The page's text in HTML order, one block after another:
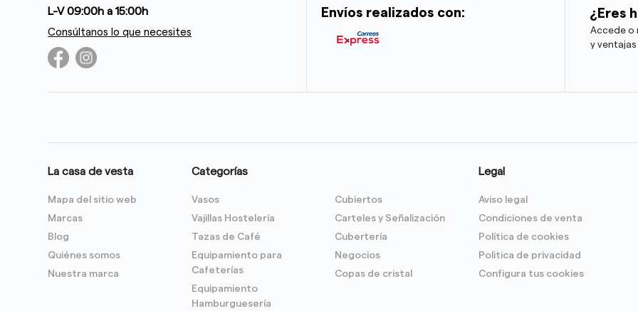
L-V 09:00h a 15:00h
Consúltanos lo que necesites
Envíos realizados con: ¿Eres
Accede o
y
La casa de vesta
Mapa del sitio web
Marcas
Blog
Quiénes somos
Nuestra marca
Categorías
Vasos
Vajillas Hostelería
Tazas de Café
Equipamiento para
Cafeterías
Equipamiento
Hamburguesería
Cubiertos
Carteles y Señalización
Cubertería
Negocios
Copas de cristal
Legal
Aviso legal
Condiciones de venta
Política de cookies
Politica de privacidad
Configura tus cookies